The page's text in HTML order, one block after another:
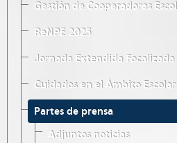
Gestión de Cooperadoras
ReNPE 2025
Jornada Extendida Focalizada
Cuidados en el Ámbito Escolar
Partes de prensa
Adjuntos noticias